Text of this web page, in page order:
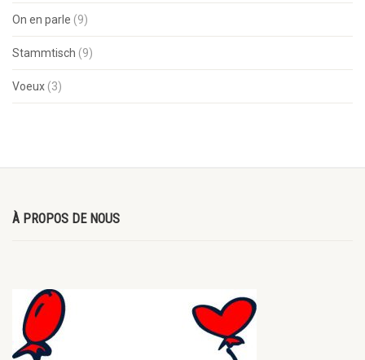
On en parle (9)
Stammtisch (9)
Voeux (3)
À PROPOS DE NOUS